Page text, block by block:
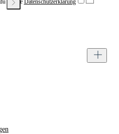
unsere Datenschutzerklärung